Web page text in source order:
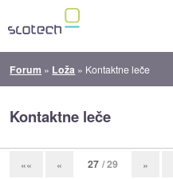
Forum » Loža » Kontaktne leče
Kontaktne leče
«« « 27 / 29 »